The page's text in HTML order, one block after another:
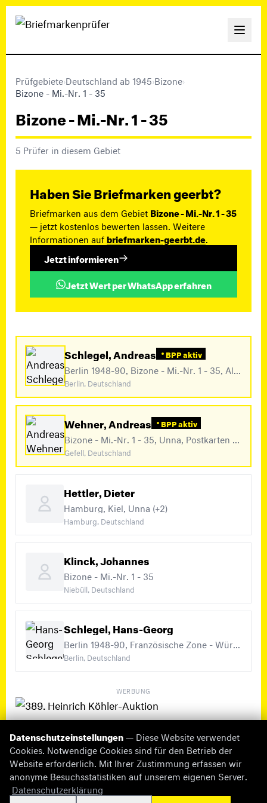
Prüfgebiete›Deutschland ab 1945›Bizone›
Bizone - Mi.-Nr. 1 - 35
Bizone - Mi.-Nr. 1 - 35
5 Prüfer in diesem Gebiet
Haben Sie Briefmarken geerbt?
Briefmarken aus dem Gebiet Bizone - Mi.-Nr. 1 - 35
— jetzt kostenlos bewerten lassen. Weitere
Informationen aufbriefmarken-geerbt.de
Jetzt informieren
Jetzt Wert per WhatsApp erfahren
Schlegel, Andreas BPP aktiv
Berlin, Deutschland
Wehner, Andreas BPP aktiv
Gefell, Deutschland
Hettler, Dieter
Hamburg, Kiel, Unna (+2)
Hamburg, Deutschland
Klinck, Johannes
Bizone - Mi.-Nr. 1 - 35
Niebüll, Deutschland
Schlegel, Hans-Georg
Berlin, Deutschland
WERBUNG
© 2026 briefmarken-pruefer.de
Fehlende InformationenImpressumDatenschutz
Datenschutzeinstellungen— Diese Website verwendet
Cookies. Notwendige Cookies sind für den Betrieb der
Website erforderlich. Mit Ihrer Zustimmung erfassen wir
anonyme Besuchsstatistiken auf unserem eigenen Server.
Datenschutzerklärung